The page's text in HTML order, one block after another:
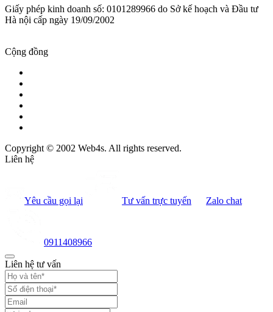
Giấy phép kinh doanh số: 0101289966 do Sở kế hoạch và Đầu tư
Hà nội cấp ngày 19/09/2002
Cộng đồng
Copyright © 2002 Web4s. All rights reserved.
Liên hệ
Yêu cầu gọi lại Tư vấn trực tuyến Zalo chat
0911408966
Liên hệ tư vấn